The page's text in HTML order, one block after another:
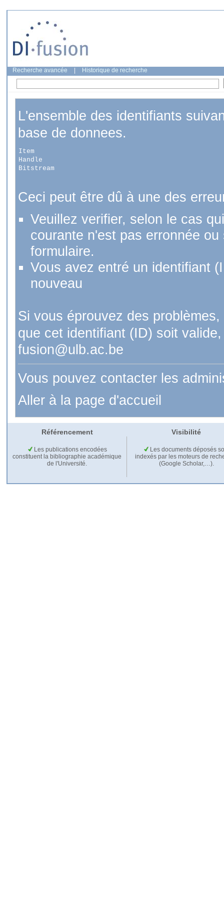
Recherche avancée Historique de recherche
L'ensemble des identifiants
base de donnees.
Item
Handle
Bitstream
Ceci peut être dû à une des
Veuillez verifier, selon le cas
courante n'est pas erronnée
formulaire.
Vous avez entré un identifiant
nouveau
Si vous éprouvez des
que cet identifiant (ID) soit
fusion@ulb.ac.be
Vous pouvez contacter les
Aller à la page d'accueil
Référencement Visibilité
Les publications encodées
constituent la bibliographie académique
de l'Université.
Les documents déposés
indexés par les moteurs de
(Google Scholar,…).